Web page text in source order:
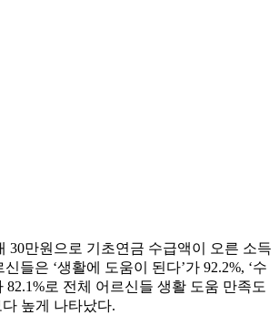
30만원으로 기초연금 수급액이 오른 소득
들은 ‘생활에 도움이 된다’가 92.2%, ‘수
82.1%로 전체 어르신들 생활 도움 만족도
높게 나타났다.